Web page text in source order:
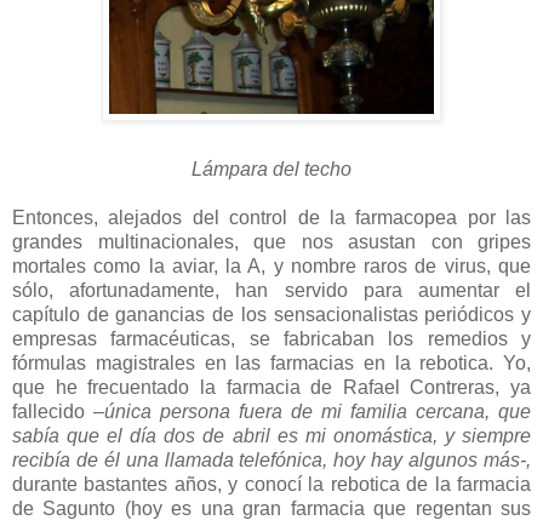
Lámpara del techo
Entonces, alejados del control de la farmacopea por las
grandes multinacionales, que nos asustan con gripes
mortales como la aviar, la A, y nombre raros de virus, que
sólo, afortunadamente, han servido para aumentar el
capítulo de ganancias de los sensacionalistas periódicos y
empresas farmacéuticas, se fabricaban los remedios y
fórmulas magistrales en las farmacias en la rebotica. Yo,
que he frecuentado la farmacia de Rafael Contreras, ya
fallecido –única persona fuera de mi familia cercana, que
sabía que el día dos de abril es mi onomástica, y siempre
recibía de él una llamada telefónica, hoy hay algunos más-,
durante bastantes años, y conocí la rebotica de la farmacia
de Sagunto (hoy es una gran farmacia que regentan sus